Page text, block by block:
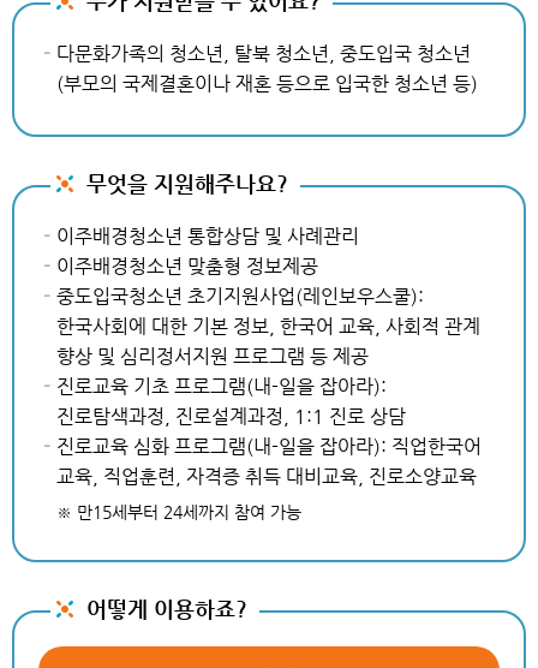
다문화가족의 청소년, 탈북 청소년, 중도입국 청소년
(부모의 국제결혼이나 재혼 등으로 입국한 청소년 등)
무엇을 지원해주나요?
이주배경청소년 통합상담 및 사례관리
이주배경청소년 맞춤형 정보제공
중도입국청소년 초기지원사업(레인보우스쿨):
한국사회에 대한 기본 정보, 한국어 교육, 사회적 관계
향상 및 심리정서지원 프로그램 등 제공
진로교육 기초 프로그램(내-일을 잡아라):
진로탐색과정, 진로설계과정, 1:1 진로 상담
진로교육 심화 프로그램(내-일을 잡아라): 직업한국어
교육, 직업훈련, 자격증 취득 대비교육, 진로소양교육
※ 만15세부터 24세까지 참여 가능
어떻게 이용하죠?